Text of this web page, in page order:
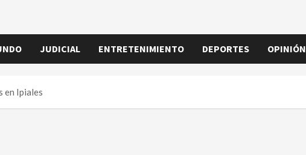
JUDICIAL ENTRETENIMIENTO DEPORTES OPINIÓN
en Ipiales